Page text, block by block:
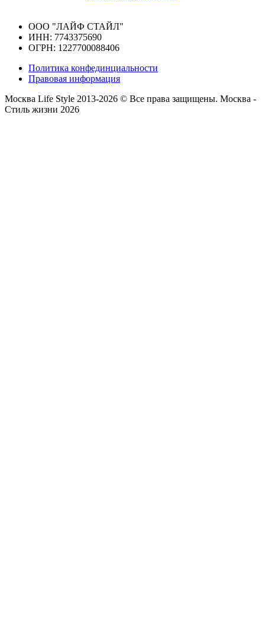
ООО "ЛАЙФ СТАЙЛ"
ИНН: 7743375690
ОГРН: 1227700088406
Политика конфединциальности
Правовая информация
Москва Life Style 2013-2026 © Все права защищены. Москва -
Стиль жизни 2026